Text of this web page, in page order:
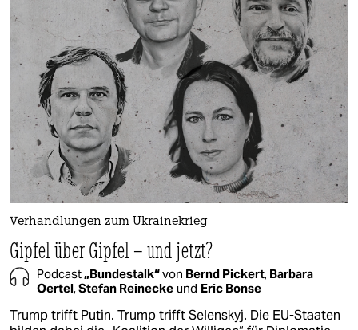
Verhandlungen zum Ukrainekrieg
Gipfel über Gipfel – und jetzt?
Podcast„Bundestalk“von Bernd Pickert, Barbara
Oertel,Stefan Reinecke und Eric Bonse
Trump trifft Putin. Trump trifft Selenskyj. Die EU-Staaten